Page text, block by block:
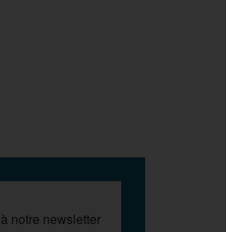
notre newsletter